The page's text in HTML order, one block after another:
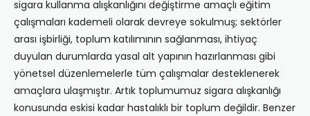
sigara kullanma alışkanlığını değiştirme amaçlı eğitim
çalışmaları kademeli olarak devreye sokulmuş; sektörler
arası işbirliği, toplum katılımının sağlanması, ihtiyaç
duyulan durumlarda yasal alt yapının hazırlanması gibi
yönetsel düzenlemelerle tüm çalışmalar desteklenerek
amaçlara ulaşmıştır. Artık toplumumuz sigara alışkanlığı
konusunda eskisi kadar hastalıklı bir toplum değildir. Benzer